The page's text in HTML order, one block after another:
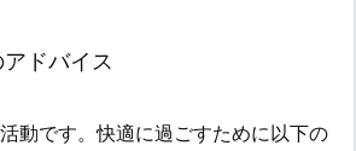
ドバイス
動です。快適に過ごすために以下の